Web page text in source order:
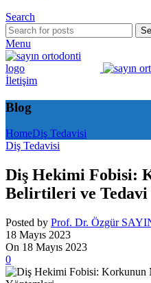
Search
Menu
İletişim
Blog
HomeDiş Tedavisi
Diş Tedavisi
Diş Hekimi Fobisi:
Belirtileri ve
Posted by Prof. Dr. Özgür
18 Mayıs 2023
On 18 Mayıs 2023
0